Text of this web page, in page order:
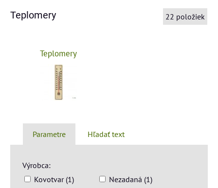
Teplomery 22 položiek
Teplomery
Parametre Hľadať text
Výrobca:
Kovotvar (1)
Nezadaná (1)